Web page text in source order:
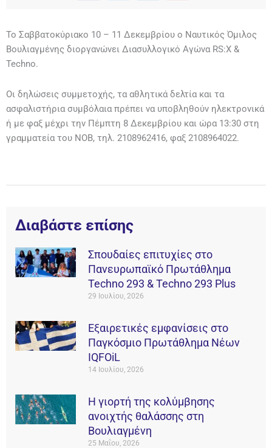
Το Σαββατοκύριακο 10 – 11 Δεκεμβρίου ο Ναυτικός Όμιλος
Βουλιαγμένης διοργανώνει Διασυλλογικό Αγώνα RS:X &
Techno.
Οι δηλώσεις συμμετοχής, τα αθλητικά δελτία και τα
ασφαλιστήρια συμβόλαια πρέπει να υποβληθούν ηλεκτρονικά
ή με φαξ μέχρι την Πέμπτη 8 Δεκεμβρίου και ώρα 13:30 στη
γραμματεία του ΝΟΒ, τηλ. 2108962416, φαξ 2108964022.
Διαβάστε επίσης
Σπουδαίες επιτυχίες στο
Πανευρωπαϊκό Πρωτάθλημα
Techno 293 & Techno 293 Plus
29 Ιουλίου, 2026
Εξαιρετικές εμφανίσεις στο
Παγκόσμιο Πρωτάθλημα Νέων
IQFOiL
14 Ιουλίου, 2026
Η γιορτή της κολύμβησης
ανοιχτής θαλάσσης στη
Βουλιαγμένη
25 Μαΐου, 2026